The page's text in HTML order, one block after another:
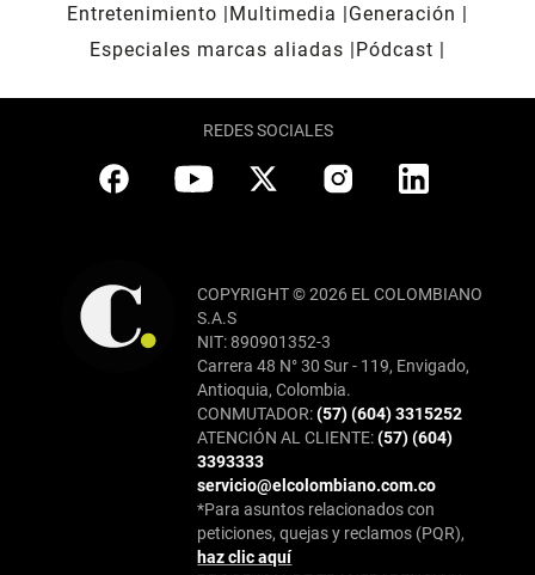
Entretenimiento
Multimedia
Generación
Especiales marcas aliadas
Pódcast
REDES SOCIALES
COPYRIGHT © 2026 EL COLOMBIANO
S.A.S
NIT: 890901352-3
Carrera 48 N° 30 Sur - 119, Envigado,
Antioquia, Colombia.
CONMUTADOR:(57) (604) 3315252
ATENCIÓN AL CLIENTE:(57) (604)
3393333
servicio@elcolombiano.com.co
*Para asuntos relacionados con
peticiones, quejas y reclamos (PQR),
haz clic aquí